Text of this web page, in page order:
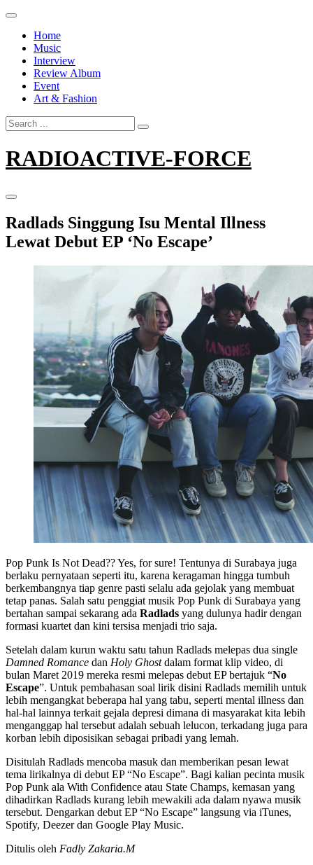
Skip
contentHome
Music
Interview
Review Album
Event
Art & Fashion
Search
for:
RADIOACTIVE-FORCE
Radlads Singgung Isu Mental Illness
Lewat Debut EP ‘No Escape’
Pop Punk Is Not Dead?? Yes, for sure! Tentunya di Surabaya juga
berlaku pernyataan seperti itu, karena keragaman hingga tumbuh
berkembangnya tiap genre pasti selalu ada gejolak yang membuat
tetap panas. Salah satu penggiat musik Pop Punk di Surabaya yang
bertahan sampai sekarang ada Radlads yang dulunya hadir dengan
formasi kuartet dan kini tersisa menjadi trio saja.
Setelah dalam kurun waktu satu tahun Radlads melepas dua single
Damned Romance dan Holy Ghostdalam format klip video, di
bulan Maret 2019 mereka resmi melepas debut EP bertajuk “No
Escape”. Untuk pembahasan soal lirik disini Radlads memilih untuk
lebih mengangkat beberapa hal yang tabu, seperti mental illness dan
hal-hal lainnya terkait gejala depresi dimana di masyarakat kita lebih
menganggap hal tersebut adalah sebuah lelucon, terkadang juga para
korban lebih diposisikan sebagai pribadi yang lemah.
Disitulah Radlads mencoba masuk dan memberikan pesan lewat
tema lirikalnya di debut EP “No Escape”. Bagi kalian pecinta musik
Pop Punk ala With Confidence atau State Champs, kemasan yang
dihadirkan Radlads kurang lebih mewakili ada dalam nyawa musik
tersebut. Dengarkan debut EP “No Escape” langsung via iTunes,
Spotify, Deezer dan Google Play Music.
Ditulis oleh Fadly Zakaria.M